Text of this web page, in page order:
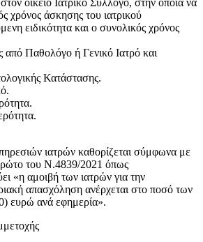
χρόνος άσκησης του ιατρικού
ειδικότητα και ο συνολικός χρόνος
από Παθολόγο ή Γενικό Ιατρό και
Κατάστασης.
ιατρών καθορίζεται σύμφωνα με
του Ν.4839/2021 όπως
«η αμοιβή των ιατρών για την
απασχόληση ανέρχεται στο ποσό των
ευρώ ανά εφημερία».